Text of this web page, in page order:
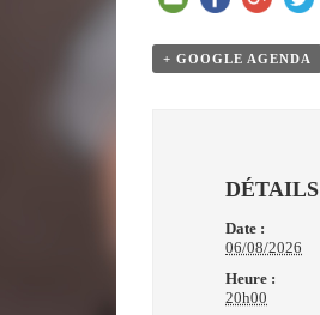
+ GOOGLE AGENDA
DÉTAILS
Date :
06/08/2026
Heure :
20h00